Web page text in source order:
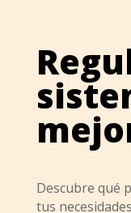
Descubre qué
tus